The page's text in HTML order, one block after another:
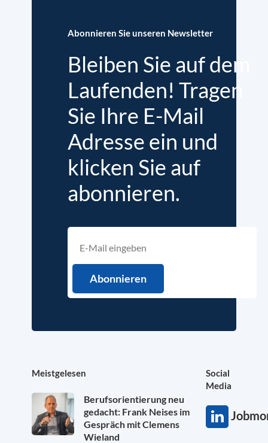
Abonnieren Sie unseren Newsletter
Bleiben Sie auf dem
Laufenden! Tragen
Sie Ihre E-Mail
Adresse ein und
klicken Sie auf
abonnieren.
Meistgelesen
Berufsorientierung neu
gedacht: Frank Neises im
Gespräch mit Clemens
Wieland
Social
Media